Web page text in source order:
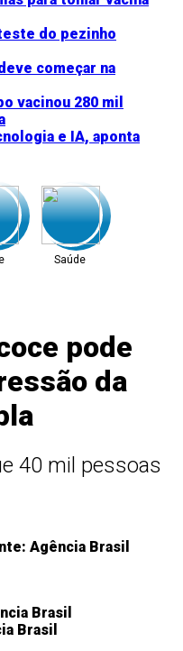
do pezinho
começar na
vacinou 280 mil
e IA, aponta
Saúde
Tecnologia
pode
da
40 mil pessoas
Agência Brasil
Brasil